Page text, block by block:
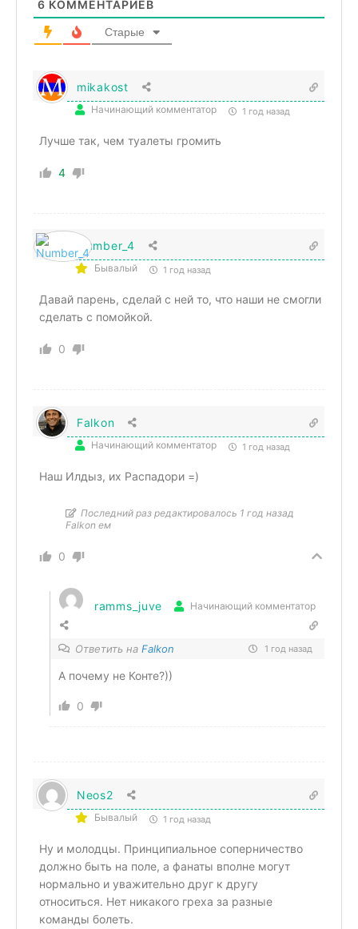
6 КОММЕНТАРИЕВ
Старые
mikakost
Начинающий комментатор 1 год назад
Лучше так, чем туалеты громить
4
Number_4
Бывалый 1 год назад
Давай парень, сделай с ней то, что наши не смогли
сделать с помойкой.
0
Falkon
Начинающий комментатор 1 год назад
Наш Илдыз, их Распадори =)
Последний раз редактировалось 1 год назад
Falkon ем
0
ramms_juve Начинающий комментатор
Ответить на Falkon 1 год назад
А почему не Конте?))
0
Neos2
Бывалый 1 год назад
Ну и молодцы. Принципиальное соперничество
должно быть на поле, а фанаты вполне могут
нормально и уважительно друг к другу
относиться. Нет никакого греха за разные
команды болеть.